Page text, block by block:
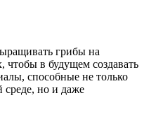
грибы на
чтобы в будущем создавать
способные не только
среде, но и даже